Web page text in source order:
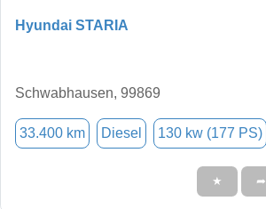
Hyundai STARIA
Schwabhausen, 99869
33.400 km Diesel 130 kw (177 PS)
★ ➦